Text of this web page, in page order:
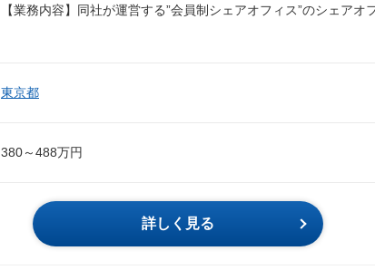
【業務内容】同社が運営する”会員制シェアオフィス”のシェアオ
東京都
380～488万円
詳しく見る